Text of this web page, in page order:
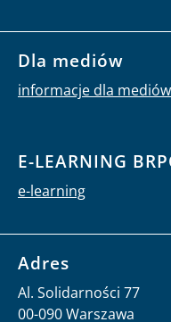
Dla mediów
informacje dla mediów
E-LEARNING
e-learning
Adres
Al. Solidarności 77
00-090 Warszawa